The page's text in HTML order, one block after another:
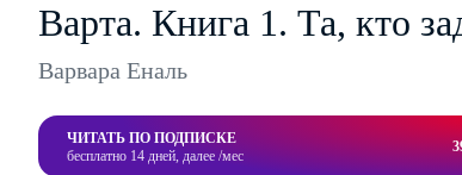
Варта. Книга 1. Та, кто
Варвара Еналь
ЧИТАТЬ ПО ПОДПИСКЕ
бесплатно 14 дней, далее /мес